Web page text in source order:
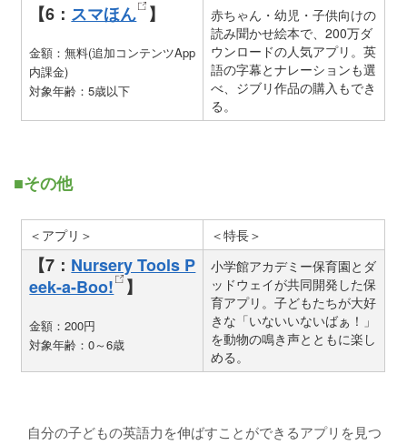
【6： スマほん 】
金額：無料(追加コンテンツApp
内課金)
対象年齢：5歳以下
赤ちゃん・幼児・子供向けの
読み聞かせ絵本で、200万ダ
ウンロードの人気アプリ。英
語の字幕とナレーションも選
べ、ジブリ作品の購入もでき
る。
■その他
＜アプリ＞ ＜特長＞
【7： Nursery Tools P
eek-a-Boo!
】
金額：200円
対象年齢：0～6歳
小学館アカデミー保育園とダ
ッドウェイが共同開発した保
育アプリ。子どもたちが大好
きな「いないいないばぁ！」
を動物の鳴き声とともに楽し
める。
自分の子どもの英語力を伸ばすことができるアプリを見つ